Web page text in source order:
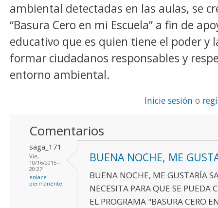
ambiental detectadas en las aulas, se
“Basura Cero en mi Escuela” a fin de
educativo que es quien tiene el poder y
formar ciudadanos responsables y
entorno ambiental.
Inicie sesión o
Comentarios
saga_171
Vie,
10/16/2015 -
20:27
enlace
permanente
BUENA NOCHE, ME
BUENA NOCHE, ME GUSTARÍA
NECESITA PARA QUE SE PUEDA
EL PROGRAMA "BASURA CERO